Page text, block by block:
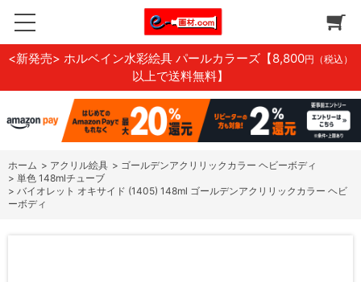
<新発売> ホルベイン水彩絵具 パールカラーズ 【8,800円（税込）
以上で送料無料】
ホーム > アクリル絵具 > ゴールデンアクリリックカラー ヘビーボディ
> 単色 148mlチューブ
> バイオレット オキサイド (1405) 148ml ゴールデンアクリリックカラー ヘビ
ーボディ